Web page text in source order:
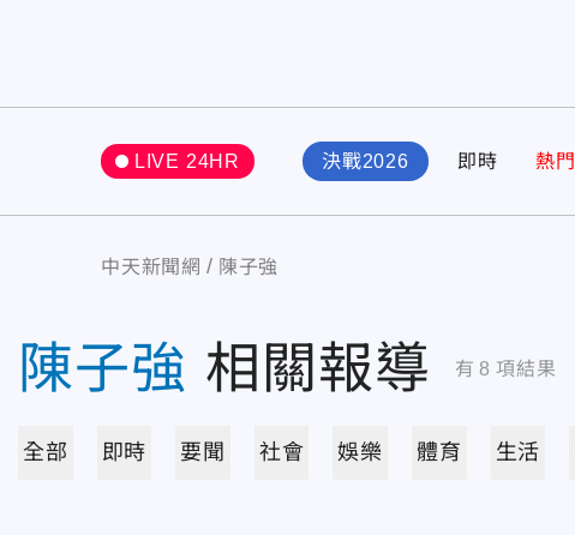
LIVE 24HR 決戰2026 即時 熱門
中天新聞網 陳子強
陳子強 相關報導 有 8 項結果
全部 即時 要聞 社會 娛樂 體育 生活